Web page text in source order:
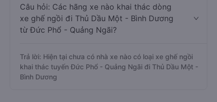
Câu hỏi: Các hãng xe nào khai thác dòng
xe ghế ngồi đi Thủ Dầu Một - Bình Dương
từ Đức Phổ - Quảng Ngãi?
Trả lời: Hiện tại chưa có nhà xe nào có loại xe ghế ngồi
khai thác tuyến Đức Phổ - Quảng Ngãi đi Thủ Dầu Một -
Bình Dương